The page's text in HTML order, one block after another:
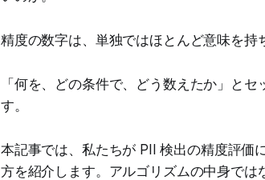
精度の数字は、単独ではほとんど意味を持
「何を、どの条件で、どう数えたか」と
す。
本記事では、私たちが PII 検出の精度評価
方を紹介します。アルゴリズムの中身では